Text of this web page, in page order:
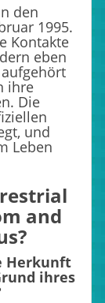
den
1995.
Kontakte
eben
ihre
Die
und
Leben
and
Herkunft
ihres